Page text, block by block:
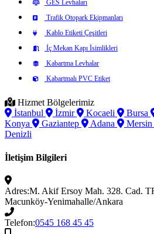
GES Levhaları
Trafik Otopark Ekipmanları
Kablo Etiketi Çeşitleri
İç Mekan Kapı İsimlikleri
Kabartma Levhalar
Kabartmalı PVC Etiket
Hizmet Bölgelerimiz
İstanbul
İzmir Kocaeli Bursa
Konya
Gaziantep Adana Mersin
Denizli
İletişim Bilgileri
Adres:M. Akif Ersoy Mah. 328. Cad.
Macunköy-Yenimahalle/Ankara
Telefon:0545 168 45 45